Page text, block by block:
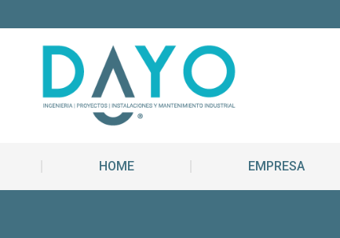
HOME EMPRESA